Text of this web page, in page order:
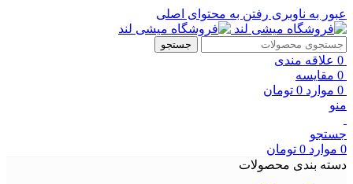
عبور به ناوبری رفتن به محتوای اصلی
جستجو
0 علاقه مندی
0 مقایسه
0 موارد 0 تومان
منو
جستجو
0 موارد 0 تومان
دسته بندی محصولات